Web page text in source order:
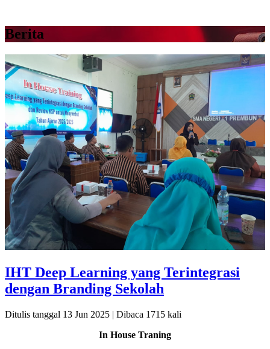
Berita
IHT Deep Learning yang Terintegrasi
dengan Branding Sekolah
Ditulis tanggal 13 Jun 2025 | Dibaca 1715 kali
In House Traning